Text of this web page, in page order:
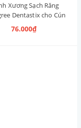
Xương Sạch Răng
Dentastix cho Cún
(14 Thanh, Vị Truyền
Thống)
76.000₫